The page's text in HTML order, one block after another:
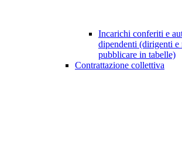
Incarichi conferiti e
dipendenti (dirigenti
pubblicare in tabelle)
Contrattazione collettiva